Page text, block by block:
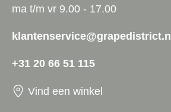
ma t/m vr 9.00 - 17.00
klantenservice@grapedistrict.nl
+31 20 66 51 115
Vind een winkel